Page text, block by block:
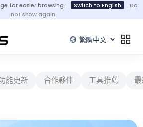
for easier browsing. Switch to English
Do
not show again
能更新 合作夥伴 工具推薦